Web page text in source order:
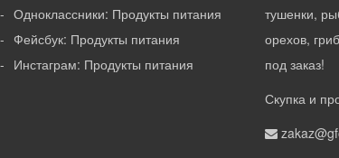
Одноклассники: Продукты питания
Фейсбук: Продукты питания
Инстаграм: Продукты питания
тушенки,
орехов,
под заказ!
Скупка и